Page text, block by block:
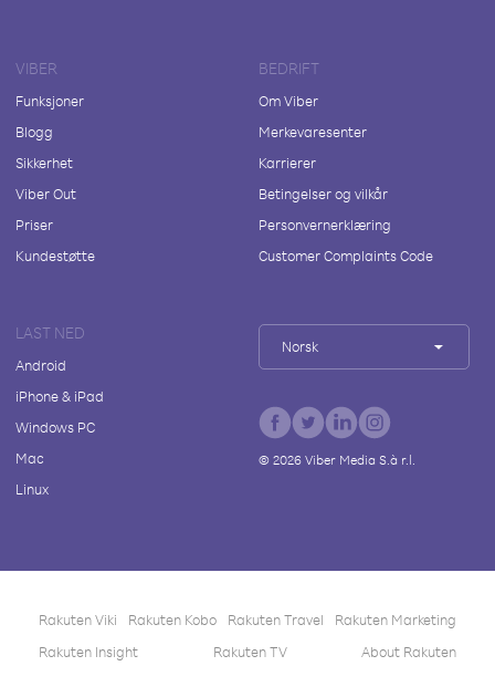
VIBER
Funksjoner
Blogg
Sikkerhet
Viber Out
Priser
Kundestøtte
BEDRIFT
Om Viber
Merkevaresenter
Karrierer
Betingelser og vilkår
Personvernerklæring
Customer Complaints Code
LAST NED
Android
iPhone & iPad
Windows PC
Mac
Linux
Norsk
© 2026Viber Media S.à r.l.
Rakuten Viki Rakuten Kobo Rakuten Travel
Rakuten Marketing
Rakuten Insight
Rakuten TV About Rakuten